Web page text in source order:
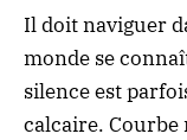
Il doit naviguer
monde se
silence est
calcaire. Courbe